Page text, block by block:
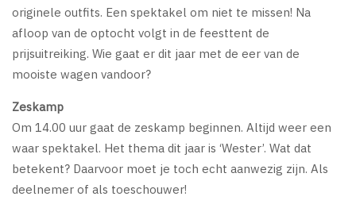
originele outfits. Een spektakel om niet te missen! Na
afloop van de optocht volgt in de feesttent de
prijsuitreiking. Wie gaat er dit jaar met de eer van de
mooiste wagen vandoor?
Zeskamp
Om 14.00 uur gaat de zeskamp beginnen. Altijd weer een
waar spektakel. Het thema dit jaar is ‘Wester’. Wat dat
betekent? Daarvoor moet je toch echt aanwezig zijn. Als
deelnemer of als toeschouwer!